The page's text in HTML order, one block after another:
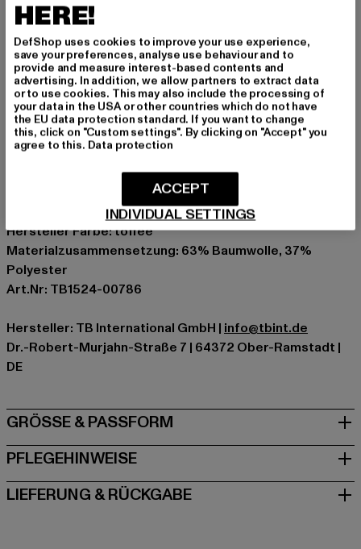
Basisschicht für Layering-Looks, dieser Hoody passt
sich jedem Stil an. Die klare Silhouette lässt sich mühelos
mit anderen Teilen kombinieren und verleiht deinem
Auftritt eine selbstbewusste Note.
Anlass: Alltag, Bequem, Chillen, Freizeit, Basic
Ausschnitt: Kapuze mit Kordelzug
Ärmelart: Langarm
Schnitt: Normal
Marke: Urban Classics
Hersteller Farbe: toffee
Materialzusammensetzung: 63% Baumwolle, 37%
Polyester
Art.Nr: TB1524-00786
Hersteller: TB International GmbH | info@tbint.de
Dr.-Robert-Murjahn-Straße 7 | 64372 Ober-Ramstadt |
DE
GRÖSSE & PASSFORM
PFLEGEHINWEISE
LIEFERUNG & RÜCKGABE
HERE!
DefShop uses cookies to improve your use experience,
save your preferences, analyse use behaviour and to
provide and measure interest-based contents and
advertising. In addition, we allow partners to extract data
or to use cookies. This may also include the processing of
your data in the USA or other countries which do not have
the EU data protection standard. If you want to change
this, click on "Custom settings". By clicking on "Accept" you
agree to this. Data protection
INDIVIDUAL SETTINGS
ACCEPT